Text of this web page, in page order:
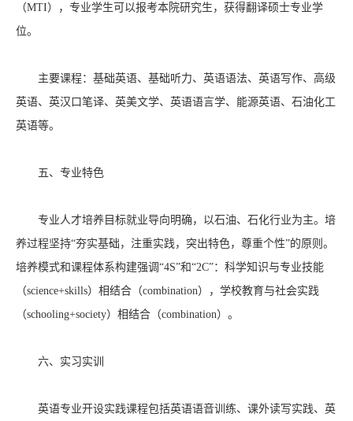
（MTI），专业学生可以报考本院研究生，获得翻译硕士专业学
位。
主要课程：基础英语、基础听力、英语语法、英语写作、高级
英语、英汉口笔译、英美文学、英语语言学、能源英语、石油化工
英语等。
五、专业特色
专业人才培养目标就业导向明确，以石油、石化行业为主。培
养过程坚持“夯实基础，注重实践，突出特色，尊重个性”的原则。
培养模式和课程体系构建强调“4S”和“2C”：科学知识与专业技能
（science+skills）相结合（combination），学校教育与社会实践
（schooling+society）相结合（combination）。
六、实习实训
英语专业开设实践课程包括英语语音训练、课外读写实践、英